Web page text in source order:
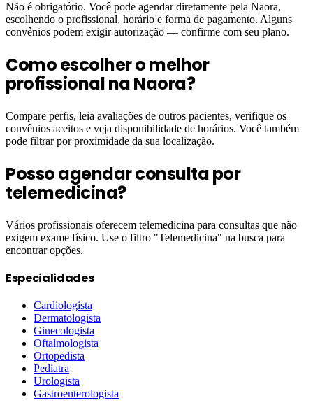
Não é obrigatório. Você pode agendar diretamente pela Naora,
escolhendo o profissional, horário e forma de pagamento. Alguns
convênios podem exigir autorização — confirme com seu plano.
Como escolher o melhor
profissional na Naora?
Compare perfis, leia avaliações de outros pacientes, verifique os
convênios aceitos e veja disponibilidade de horários. Você também
pode filtrar por proximidade da sua localização.
Posso agendar consulta por
telemedicina?
Vários profissionais oferecem telemedicina para consultas que não
exigem exame físico. Use o filtro "Telemedicina" na busca para
encontrar opções.
Especialidades
Cardiologista
Dermatologista
Ginecologista
Oftalmologista
Ortopedista
Pediatra
Urologista
Gastroenterologista